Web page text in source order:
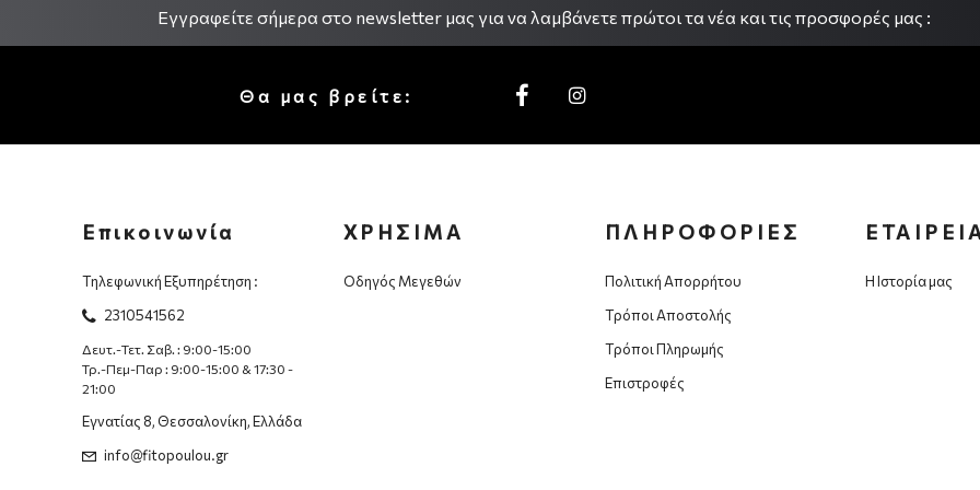
Εγγραφείτε σήμερα στο newsletter μας για να λαμβάνετε πρώτοι τα νέα και τις προσφορές μας :
Θα μας βρείτε:
Επικοινωνία
Τηλεφωνική Εξυπηρέτηση :
2310541562
Δευτ.-Τετ. Σαβ. : 9:00-15:00
Τρ.-Πεμ-Παρ : 9:00-15:00 & 17:30 -
21:00
Εγνατίας 8, Θεσσαλονίκη, Ελλάδα
info@fitopoulou.gr
ΧΡΗΣΙΜΑ
Οδηγός Μεγεθών
ΠΛΗΡΟΦΟΡΙΕΣ
Πολιτική Απορρήτου
Τρόποι Αποστολής
Τρόποι Πληρωμής
Επιστροφές
Η Ιστορία μας